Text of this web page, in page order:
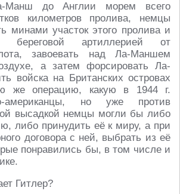
Манш до Англии морем всего
километров пролива, немцы
минами участок этого пролива и
береговой артиллерией от
завоевать над Ла-Маншем
а затем форсировать Ла-
войска на Британских островах
же операцию, какую в 1944 г.
американцы, но уже против
высадкой немцы могли бы либо
либо принудить её к миру, а при
договора с ней, выбрать из её
понравились бы, в том числе и
Гитлер?